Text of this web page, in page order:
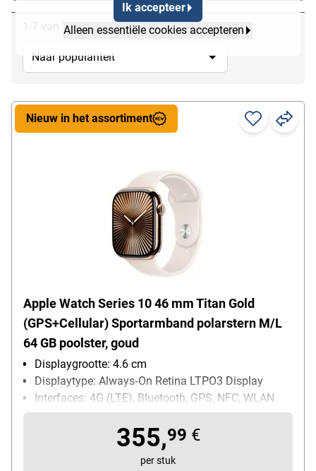
Ik accepteer
Alleen essentiële cookies accepteren
1-7 van 7
Apple Watch Series 10 46 mm Titan Gold
(GPS+Cellular) Sportarmband polarstern M/L
64 GB poolster, goud
Displaygrootte: 4.6 cm
Displaytype: Always‑On Retina LTPO3 Display
Interfaces: 4G (LTE), Bluetooth, GPS, NFC, WLAN
kledingmaat: 46 mm
Leveromvang: Sportarmband, magnetische
snellader met USB-C-kabel (1 m)
Nieuw in het assortiment
355,99 €
per stuk